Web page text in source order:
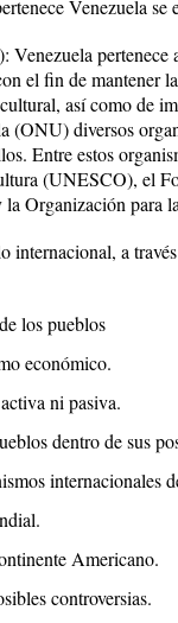
Venezuela se
Venezuela
el fin de mantener
así como de
(ONU) diversos
Entre estos
(UNESCO), el
Organización
internacional, a
los pueblos
económico.
ni pasiva.
dentro de sus
internacionales
Americano.
controversias.